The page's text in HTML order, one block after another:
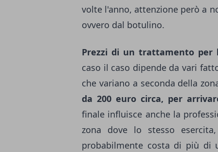
volte l'anno, attenzione però a
ovvero dal botulino.
Prezzi di un trattamento per
caso il caso dipende da vari
che variano a seconda della
da 200 euro circa, per
finale influisce anche la
zona dove lo stesso
probabilmente costa di più di